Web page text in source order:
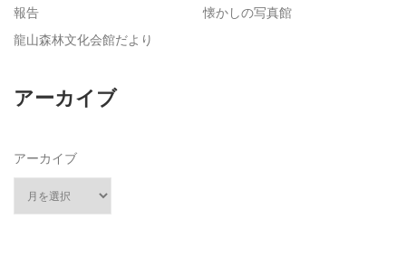
報告
懐かしの写真館
龍山森林文化会館だより
アーカイブ
アーカイブ